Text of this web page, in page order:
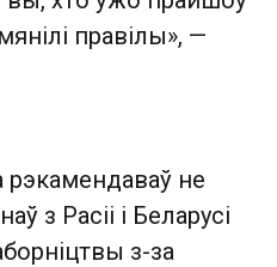
правілы», —
не
з Расіі і Беларусі
з-за